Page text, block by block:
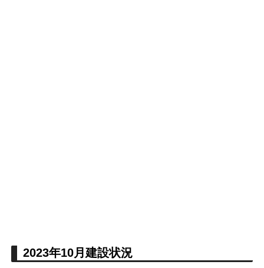
2023年10月建設状況